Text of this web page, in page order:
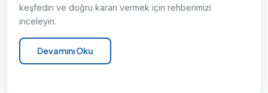
keşfedin ve doğru kararı vermek için rehberimizi
inceleyin.
Devamını Oku